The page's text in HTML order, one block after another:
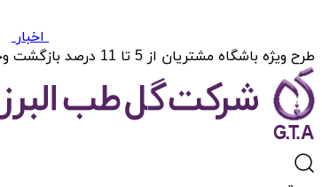
اخبار
طرح ویژه باشگاه مشتریان از 5 تا 11 درصد بازگشت وجه، بسته به میزان خریدتان.